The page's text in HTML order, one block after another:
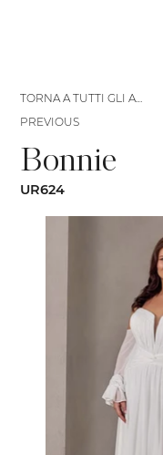
Bonnie
UR624
TORNA A TUTTI GLI ABITI
PREVIOUS